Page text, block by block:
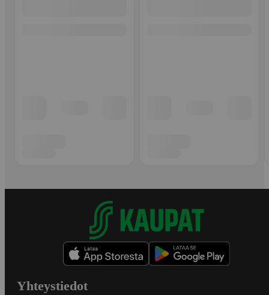
Yhteystiedot